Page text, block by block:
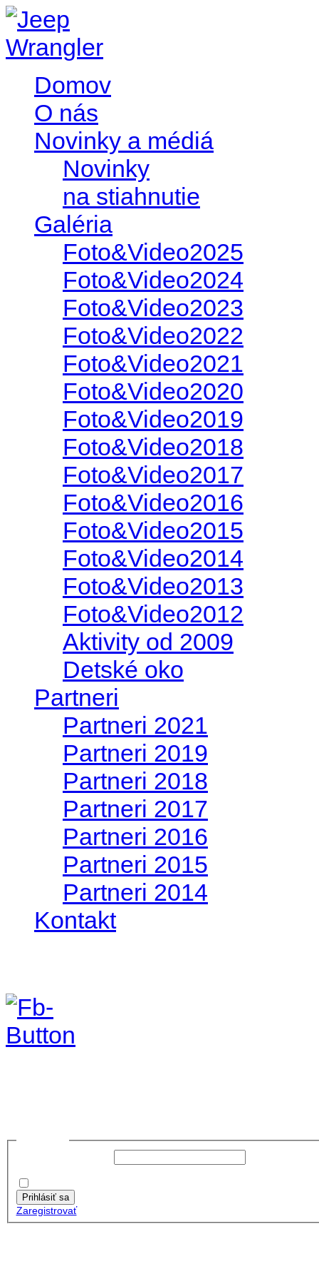
Domov
O nás
Novinky a médiá
Novinky
na stiahnutie
Galéria
Foto&Video2025
Foto&Video2024
Foto&Video2023
Foto&Video2022
Foto&Video2021
Foto&Video2020
Foto&Video2019
Foto&Video2018
Foto&Video2017
Foto&Video2016
Foto&Video2015
Foto&Video2014
Foto&Video2013
Foto&Video2012
Aktivity od 2009
Detské oko
Partneri
Partneri 2021
Partneri 2019
Partneri 2018
Partneri 2017
Partneri 2016
Partneri 2015
Partneri 2014
Kontakt
Prihlásiť sa
Zaregistrovať